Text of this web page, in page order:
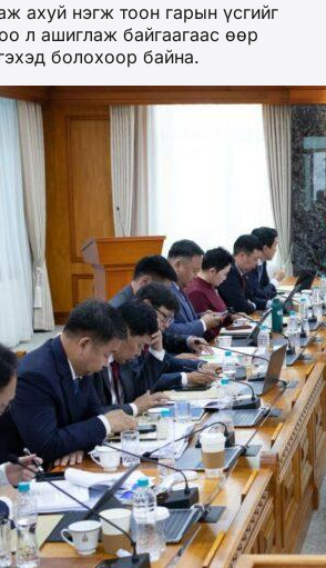
ахуй нэгж тоон гарын үсгийг
л ашиглаж байгаагаас өөр
болохоор байна.